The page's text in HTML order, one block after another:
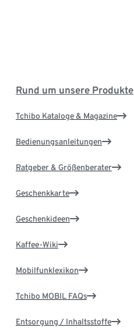
Rund um unsere Produkte
Tchibo Kataloge & Magazine
Bedienungsanleitungen
Ratgeber & Größenberater
Geschenkkarte
Geschenkideen
Kaffee-Wiki
Mobilfunklexikon
Tchibo MOBIL FAQs
Entsorgung / Inhaltsstoffe